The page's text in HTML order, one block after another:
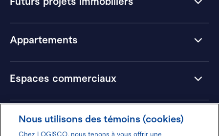
Appartements
Espaces commerciaux
Hôtels
Nous utilisons des témoins (cookies)
Chez LOGISCO, nous tenons à vous offrir une